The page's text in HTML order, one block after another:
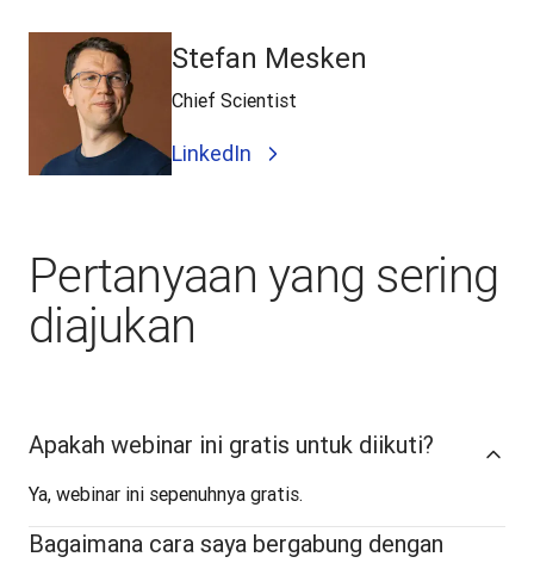
Stefan Mesken
Chief Scientist
LinkedIn
Pertanyaan yang sering
diajukan
Apakah webinar ini gratis untuk diikuti?
Ya, webinar ini sepenuhnya gratis.
Bagaimana cara saya bergabung dengan